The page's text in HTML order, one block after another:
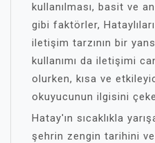
kullanılması, basit ve
gibi faktörler,
iletişim tarzının bir
kullanımı da iletişimi
olurken, kısa ve
okuyucunun ilgisini
Hatay'ın sıcaklıkla
şehrin zengin tarihini